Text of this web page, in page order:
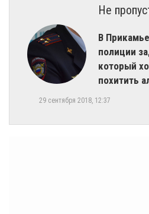
Не
​В
полиции
который
похитить
29 сентября 2018, 12:37